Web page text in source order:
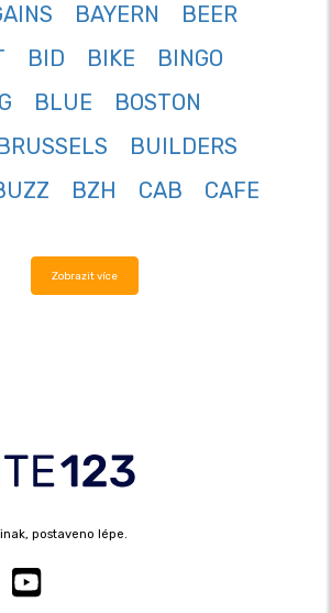
BAYERN
BEER
BID BIKE
BINGO
BLUE
BOSTON
BUILDERS
BZH CAB
CAFE
Zobrazit více
postaveno lépe.